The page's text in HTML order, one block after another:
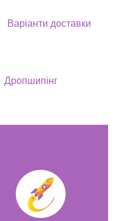
Варіанти доставки
Дропшипінг